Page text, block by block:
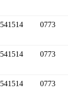
541514 0773
541514 0773
541514 0773